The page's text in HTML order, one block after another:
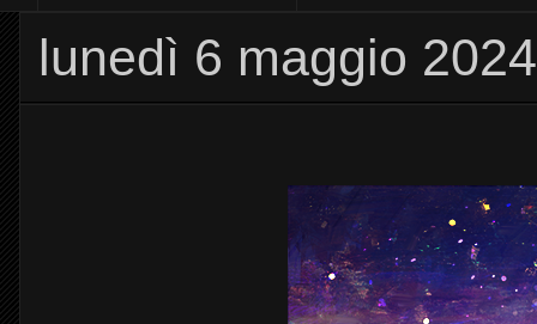
lunedì 6 maggio 2024